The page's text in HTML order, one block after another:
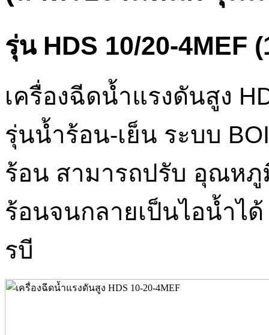
รุ่น HDS 10/20-4MEF
เครื่องฉีดน้ำแรงดันสูง
รุ่นน้ำร้อน-เย็น ระบบ
ร้อน สามารถปรับ อุณหภู
ร้อนจนกลายเป็นไอน้ำไ
รบี